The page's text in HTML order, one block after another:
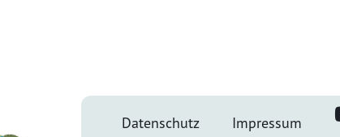
Datenschutz Impressum